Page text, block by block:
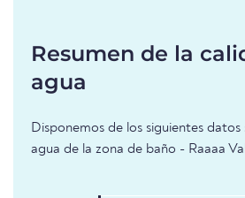
Resumen de la
agua
Disponemos de los siguientes
agua de la zona de baño - Raaaa